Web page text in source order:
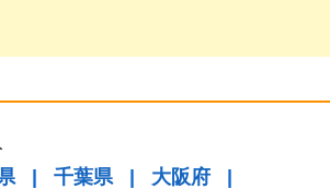
| 千葉県 | 大阪府 |